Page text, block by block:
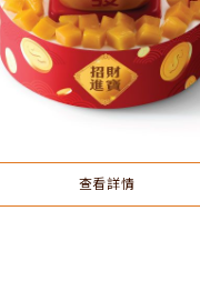
查看詳情